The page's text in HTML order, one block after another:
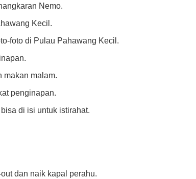
Nemo.
Kecil.
foto di Pulau Pahawang Kecil.
makan malam.
penginapan.
di isi untuk istirahat.
dan naik kapal perahu.